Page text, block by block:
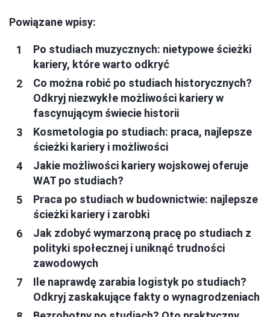
Powiązane wpisy:
Po studiach muzycznych: nietypowe ścieżki
kariery, które warto odkryć
Co można robić po studiach historycznych?
Odkryj niezwykłe możliwości kariery w
fascynującym świecie historii
Kosmetologia po studiach: praca, najlepsze
ścieżki kariery i możliwości
Jakie możliwości kariery wojskowej oferuje
WAT po studiach?
Praca po studiach w budownictwie: najlepsze
ścieżki kariery i zarobki
Jak zdobyć wymarzoną pracę po studiach z
polityki społecznej i uniknąć trudności
zawodowych
Ile naprawdę zarabia logistyk po studiach?
Odkryj zaskakujące fakty o wynagrodzeniach